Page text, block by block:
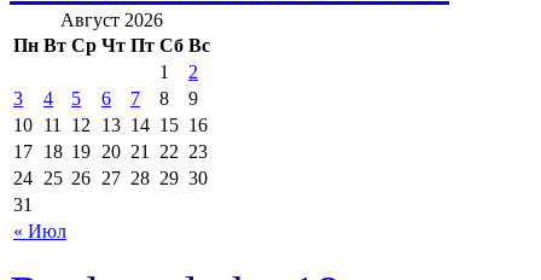
Август 2026
Пн Вт Ср Чт Пт Сб Вс
« Июл
1
2
3
4 5 6 7 8
9
10 11 12 13 14 15 16
17 18 19 20 21 22 23
24 25 26 27 28 29 30
31